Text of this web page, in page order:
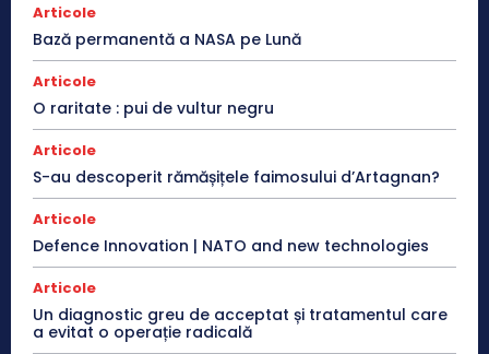
Articole
Bază permanentă a NASA pe Lună
Articole
O raritate : pui de vultur negru
Articole
S-au descoperit rămășițele faimosului d’Artagnan?
Articole
Defence Innovation | NATO and new technologies
Articole
Un diagnostic greu de acceptat și tratamentul care
a evitat o operație radicală